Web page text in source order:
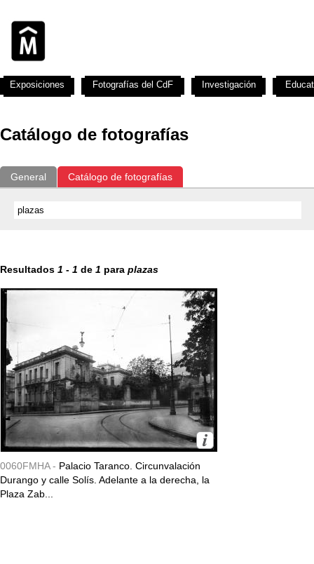
Catálogo de fotografías
General Catálogo de fotografías
Resultados 1 - 1 de 1 para plazas
0060FMHA - Palacio Taranco. Circunvalación
Durango y calle Solís. Adelante a la derecha, la
Plaza Zab...
Exposiciones Fotografías del CdF Investigación